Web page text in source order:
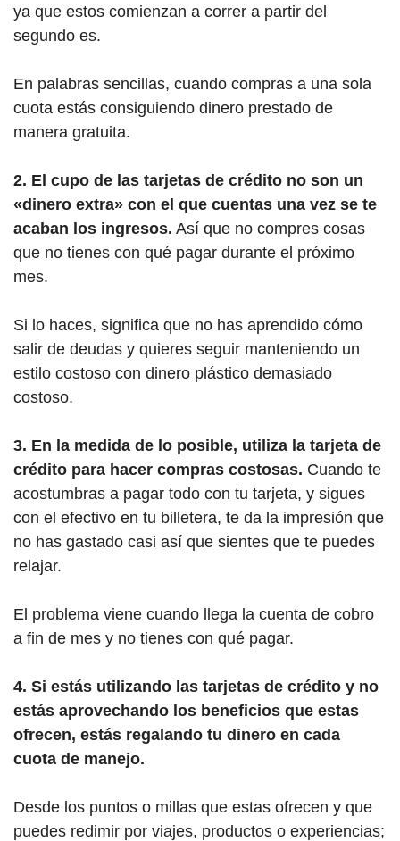
ya que estos comienzan a correr a partir del
segundo es.
En palabras sencillas, cuando compras a una sola
cuota estás consiguiendo dinero prestado de
manera gratuita.
2. El cupo de las tarjetas de crédito no son un
«dinero extra» con el que cuentas una vez se te
acaban los ingresos. Así que no compres cosas
que no tienes con qué pagar durante el próximo
mes.
Si lo haces, significa que no has aprendido cómo
salir de deudas y quieres seguir manteniendo un
estilo costoso con dinero plástico demasiado
costoso.
3. En la medida de lo posible, utiliza la tarjeta de
crédito para hacer compras costosas. Cuando te
acostumbras a pagar todo con tu tarjeta, y sigues
con el efectivo en tu billetera, te da la impresión que
no has gastado casi así que sientes que te puedes
relajar.
El problema viene cuando llega la cuenta de cobro
a fin de mes y no tienes con qué pagar.
4. Si estás utilizando las tarjetas de crédito y no
estás aprovechando los beneficios que estas
ofrecen, estás regalando tu dinero en cada
cuota de manejo.
Desde los puntos o millas que estas ofrecen y que
puedes redimir por viajes, productos o experiencias;